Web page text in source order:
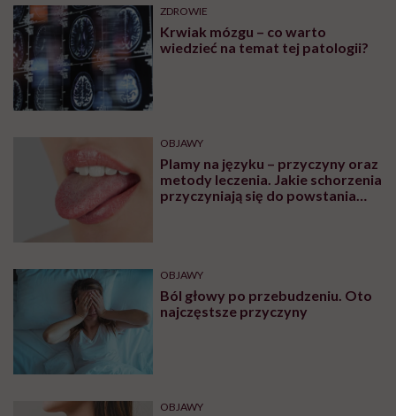
ZDROWIE
Krwiak mózgu – co warto
wiedzieć na temat tej patologii?
OBJAWY
Plamy na języku – przyczyny oraz
metody leczenia. Jakie schorzenia
przyczyniają się do powstania
OBJAWY
Ból głowy po przebudzeniu. Oto
najczęstsze przyczyny
OBJAWY